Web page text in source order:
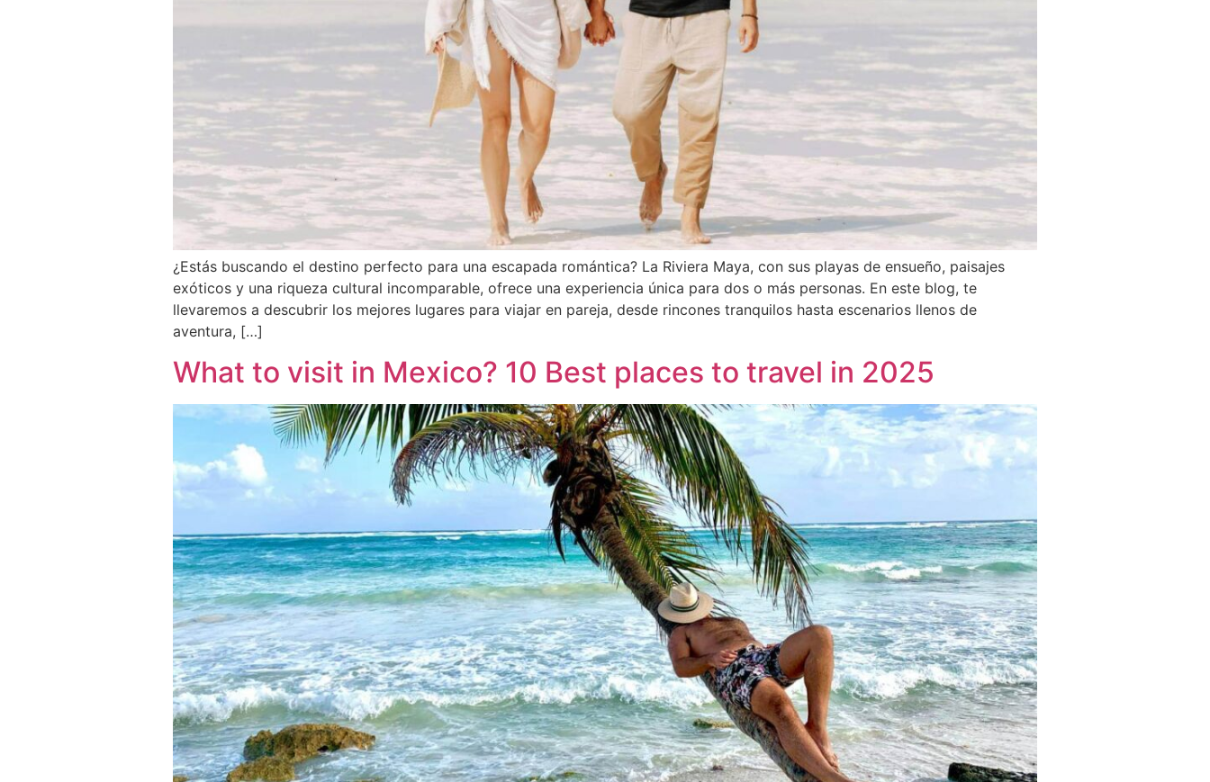
¿Estás buscando el destino perfecto para una escapada romántica? La Riviera Maya, con sus playas de ensueño, paisajes
exóticos y una riqueza cultural incomparable, ofrece una experiencia única para dos o más personas. En este blog, te
llevaremos a descubrir los mejores lugares para viajar en pareja, desde rincones tranquilos hasta escenarios llenos de
aventura, […]
What to visit in Mexico? 10 Best places to travel in 2025